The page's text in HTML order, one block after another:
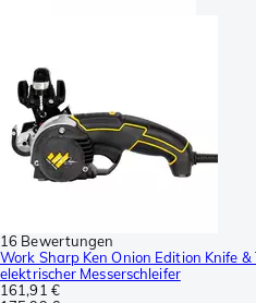
16 Bewertungen
Work Sharp Ken Onion Edition Knife
elektrischer Messerschleifer
161,91 €